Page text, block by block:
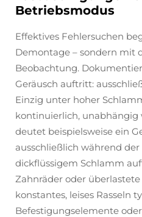
Betriebsmodus
Effektives Fehlersuchen
Demontage – sondern mit
Beobachtung.
Geräusch auftritt:
Einzig unter hoher
kontinuierlich, unabhängig
deutet beispielsweise ein
ausschließlich während
dickflüssigem Schlamm
Zahnräder oder
konstantes, leises Rasseln
Befestigungselemente